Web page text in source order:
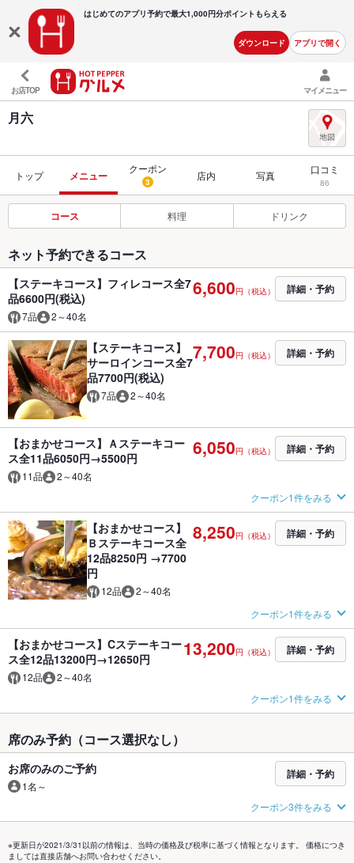
はじめてのアプリ予約で最大1,000円分ポイントもらえる
ダウンロード アプリで開く
お店TOP マイメニュー
月六
トップ メニュー
クーポン
3 店内 写真 口コミ
86
コース 料理 ドリンク
ネット予約できるコース
【ステーキコース】フィレコース全7
品6600円(税込)
7品 2～40名
6,600円（税込） 詳細・予約
【ステーキコース】
サーロインコース全7
品7700円(税込)
7品 2～40名
7,700円（税込） 詳細・予約
【おまかせコース】Ａステーキコー
ス全11品6050円→5500円
11品 2～40名
6,050円（税込） 詳細・予約
クーポン1件をみる
【おまかせコース】
Ｂステーキコース全
12品8250円 →7700
円
12品 2～40名
8,250円（税込） 詳細・予約
クーポン1件をみる
【おまかせコース】Cステーキコー
ス全12品13200円→12650円
12品 2～40名
13,200円（税込） 詳細・予約
クーポン1件をみる
席のみ予約（コース選択なし）
お席のみのご予約
1名～
詳細・予約
クーポン3件をみる
※更新日が2021/3/31以前の情報は、当時の価格及び税率に基づく情報となります。 価格につき
ましては直接店舗へお問い合わせください。